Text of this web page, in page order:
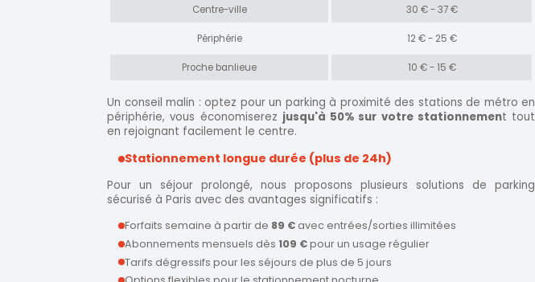
Centre-ville 30 € - 37 €
Périphérie 12 € - 25 €
Proche banlieue 10 € - 15 €
Un conseil malin : optez pour un parking à proximité des stations de métro en
périphérie, vous économiserez jusqu'à 50% sur votre stationnement tout
en rejoignant facilement le centre.
Stationnement longue durée (plus de 24h)
Pour un séjour prolongé, nous proposons plusieurs solutions de parking
sécurisé à Paris avec des avantages significatifs :
Forfaits semaine à partir de 89 € avec entrées/sorties illimitées
Abonnements mensuels dès 109 €pour un usage régulier
Tarifs dégressifs pour les séjours de plus de 5 jours